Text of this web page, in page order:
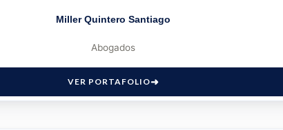
Miller Quintero Santiago
Abogados
VER PORTAFOLIO